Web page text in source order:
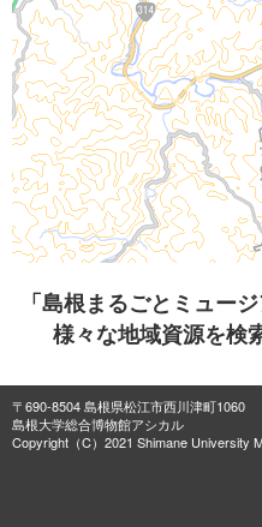
「島根まるごとミュー
様々な地域資源を検
〒690-8504 島根県松江市西川津町1060
島根大学総合博物館アシカル
Copyright（C）2021 Shimane University